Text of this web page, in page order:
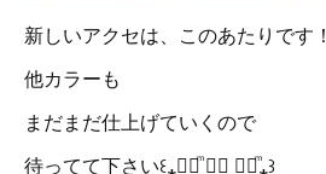
新しいアクセは、このあたりです！
他カラーも
まだまだ仕上げていくので
待ってて下さい꒰⁎❛⃘ͫ ⍘⃘ ❛⃘ͫ⁎꒱